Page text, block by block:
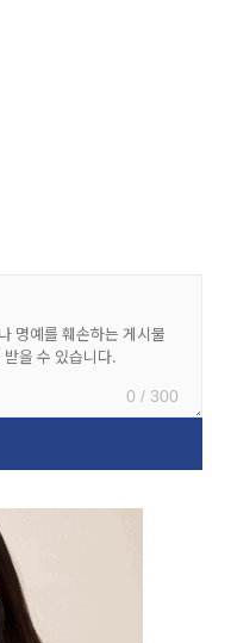
0 / 300